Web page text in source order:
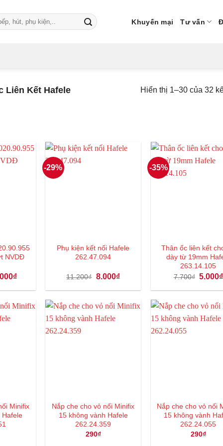
Khuyến mại Tư vấn
Liên Kết Hafele Hiển thị 1–30 của 32
NVDĐ
₫Giá
tại
21.000₫.
-29%
Phụ kiện kết nối Hafele
262.47.094
11.200₫ Giá
là:
8.000₫Giá
tại
8.000₫.
-35%
Thân ốc liên kết
dày từ 19mm
263.14.105
7.700₫ Giá
là:
5.000₫
Minifix
Hafele
Nắp che cho vỏ nối Minifix
15 không vành Hafele
262.24.359
290₫
Nắp che cho vỏ nối
15 không vành
262.24.055
290₫